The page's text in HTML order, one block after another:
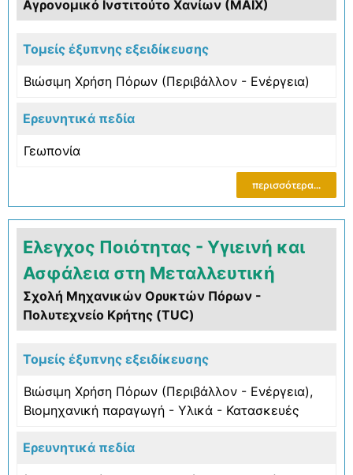
Αγρονομικό Ινστιτούτο Χανίων (ΜΑΙΧ)
Τομείς έξυπνης εξειδίκευσης
Βιώσιμη Χρήση Πόρων (Περιβάλλον - Ενέργεια)
Ερευνητικά πεδία
Γεωπονία
περισσότερα...
Ελεγχος Ποιότητας - Υγιεινή και
Ασφάλεια στη Μεταλλευτική
Σχολή Μηχανικών Ορυκτών Πόρων -
Πολυτεχνείο Κρήτης (TUC)
Τομείς έξυπνης εξειδίκευσης
Βιώσιμη Χρήση Πόρων (Περιβάλλον - Ενέργεια),
Βιομηχανική παραγωγή - Υλικά - Κατασκευές
Ερευνητικά πεδία